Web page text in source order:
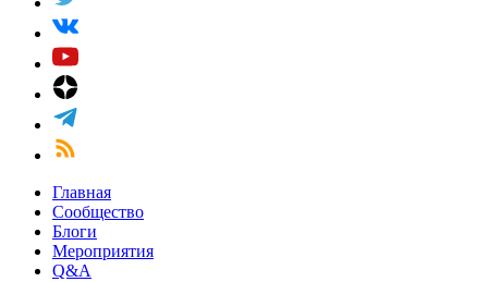
Главная
Сообщество
Блоги
Мероприятия
Q&A